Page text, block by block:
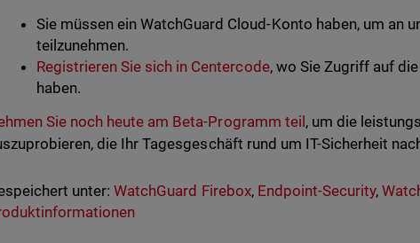
Sie müssen ein WatchGuard Cloud-Konto haben, um an
teilzunehmen.
Registrieren Sie sich in Centercode, wo Sie Zugriff auf
haben.
Sie noch heute am Beta-Programm teil , um die
die Ihr Tagesgeschäft rund um IT-Sicherheit
unter: WatchGuard Firebox, Endpoint-Security,